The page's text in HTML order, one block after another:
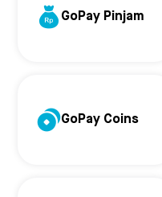
GoPay Pinjam
GoPay Coins